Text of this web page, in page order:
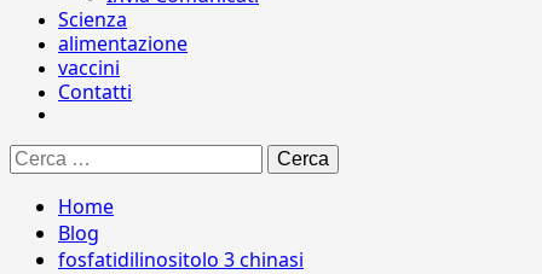
Scienza
alimentazione
vaccini
Contatti
Ricerca
per:
Home
Blog
fosfatidilinositolo 3 chinasi